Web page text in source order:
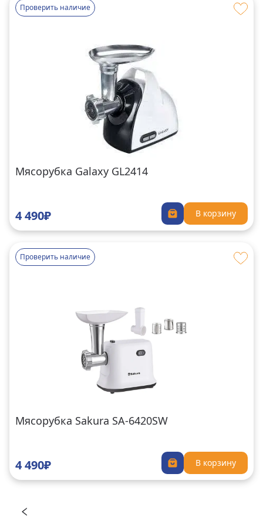
Проверить наличие
Мясорубка Galaxy GL2414
4 490₽ В корзину
Проверить наличие
Мясорубка Sakura SA-6420SW
4 490₽ В корзину